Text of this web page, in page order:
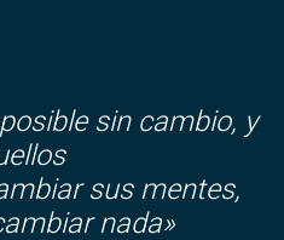
sin cambio, y
sus mentes,
nada»